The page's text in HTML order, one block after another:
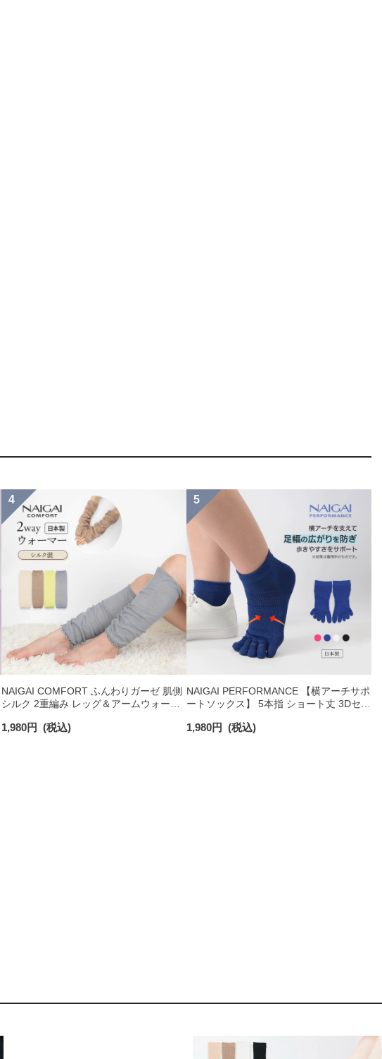
NAIGAI COMFORT ふんわりガーゼ 肌側
シルク 2重編み レッグ＆アームウォーマ
1,980円 (税込)
NAIGAI PERFORMANCE 【横アーチサポ
ートソックス】 5本指 ショート丈 3Dセパ
03050110
1,980円 (税込)